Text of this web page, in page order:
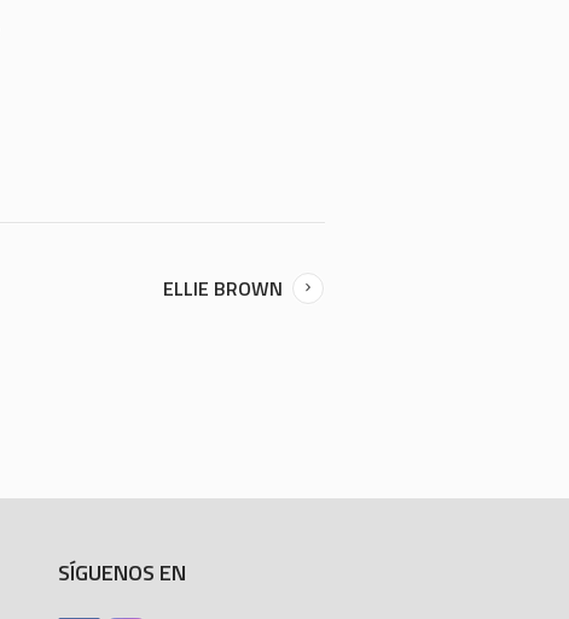
ELLIE BROWN
SÍGUENOS EN